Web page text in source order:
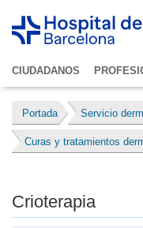
CIUDADANOS
Portada Servicio
Curas y tratamientos
Crioterapia